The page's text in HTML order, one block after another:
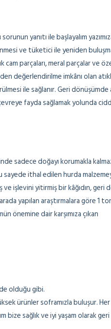
yanıtı ile başlayalım
ve tüketici ile yeniden
cam parçaları, meral parçalar ve
değerlendirilme imkânı olan
ile sağlanır. Geri dönüşümde
çevreye fayda sağlamak yolunda
sadece doğayı korumakla
sayede ithal edilen hurda
ve işlevini yitirmiş bir kâğıdın, geri
yapılan araştırmalara göre 1
önemine dair karşımıza çıkan
olduğu gibi.
ürünler soframızla buluşur.
bize sağlık ve iyi yaşam olarak geri